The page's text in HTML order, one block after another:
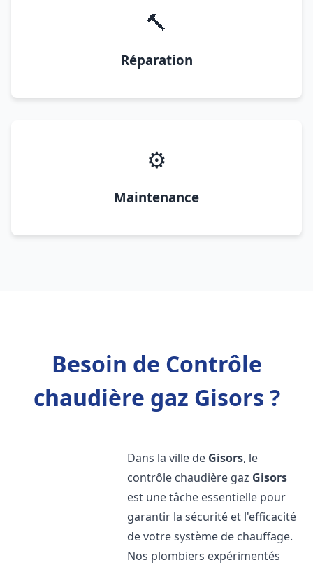
🔨
Réparation
⚙️
Maintenance
Besoin de Contrôle
chaudière gaz Gisors ?
Dans la ville de Gisors, le
contrôle chaudière gaz Gisors
est une tâche essentielle pour
garantir la sécurité et l'efficacité
de votre système de chauffage.
Nos plombiers expérimentés